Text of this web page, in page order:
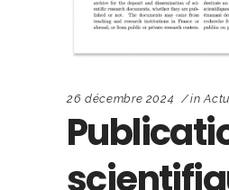
26 décembre 2024 in